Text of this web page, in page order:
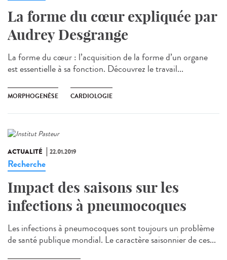
La forme du cœur expliquée par
Audrey Desgrange
La forme du cœur : l’acquisition de la forme d’un organe
est essentielle à sa fonction. Découvrez le travail...
MORPHOGENÈSE CARDIOLOGIE
ACTUALITÉ 22.01.2019
Recherche
Impact des saisons sur les
infections à pneumocoques
Les infections à pneumocoques sont toujours un problème
de santé publique mondial. Le caractère saisonnier de ces...